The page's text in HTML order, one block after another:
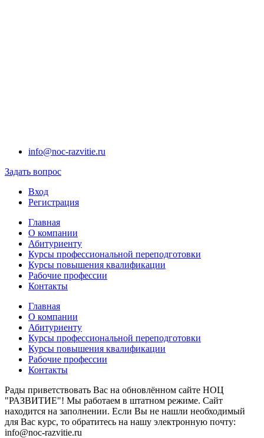
info@noc-razvitie.ru
Задать вопрос
Вход
Регистрация
Главная
О компании
Абитуриенту
Курсы профессиональной переподготовки
Курсы повышения квалификации
Рабочие профессии
Контакты
Главная
О компании
Абитуриенту
Курсы профессиональной переподготовки
Курсы повышения квалификации
Рабочие профессии
Контакты
Рады приветствовать Вас на обновлённом сайте НОЦ
"РАЗВИТИЕ"! Мы работаем в штатном режиме. Сайт
находится на заполнении. Если Вы не нашли необходимый
для Вас курс, то обратитесь на нашу электронную почту:
info@noc-razvitie.ru